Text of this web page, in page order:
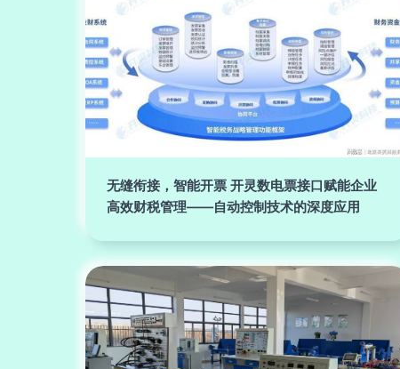
无缝衔接，智能开票 开灵数电票接口赋能企业
高效财税管理——自动控制技术的深度应用